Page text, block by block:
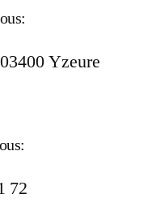
Yzeure
72